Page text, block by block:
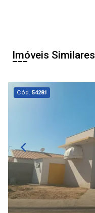
Imóveis Similares
Cód.54281